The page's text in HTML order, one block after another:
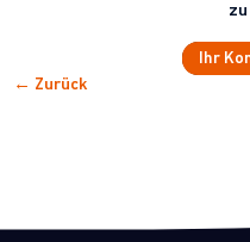
Ihr
← Zurück